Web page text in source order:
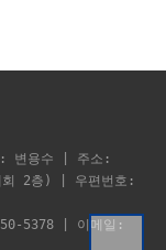
: 변용수 | 주소:
회 2층) | 우편번호:
5378 | 이메일: